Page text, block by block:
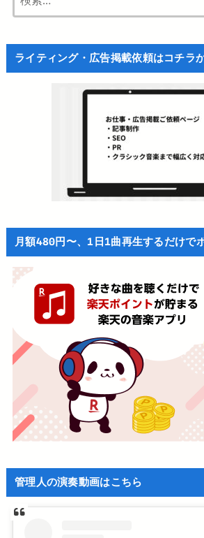
ライティング・広告掲載依頼はコチラ
月額480円〜、1日1曲再生するだけで
管理人の演奏動画はこちら